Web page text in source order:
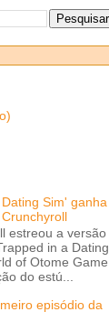
Sim' ganha
estreou a versão
in a Dating
of Otome Game
do estú...
episódio da